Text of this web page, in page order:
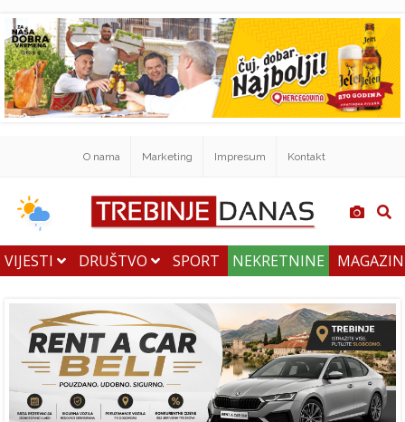
O nama Marketing Impresum Kontakt
VIJESTI DRUŠTVO SPORT NEKRETNINE